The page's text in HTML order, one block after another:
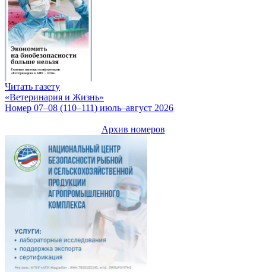
Читать газету
«Ветеринария и Жизнь»
Номер 07–08 (110–111) июль–август 2026
Архив номеров